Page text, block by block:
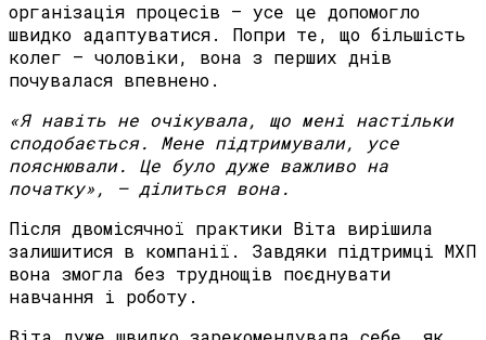
організація процесів — усе це допомогло
швидко адаптуватися. Попри те, що більшість
колег — чоловіки, вона з перших днів
почувалася впевнено.
«Я навіть не очікувала, що мені настільки
сподобається. Мене підтримували, усе
пояснювали. Це було дуже важливо на
початку», — ділиться вона.
Після двомісячної практики Віта вирішила
залишитися в компанії. Завдяки підтримці МХП
вона змогла без труднощів поєднувати
навчання і роботу.